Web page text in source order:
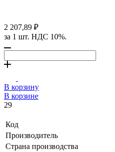
2 207,89 ₽
за 1 шт. НДС 10%.
В корзину
В корзине
29
Код
Производитель
Страна производства